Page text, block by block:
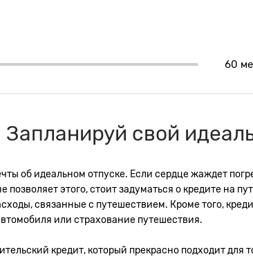
60
свой
об идеальном отпуске. Если сердце жаждет
позволяет этого, стоит задуматься о кредите на
связанные с путешествием. Кроме того,
или страхование путешествия.
кредит, который прекрасно подходит для